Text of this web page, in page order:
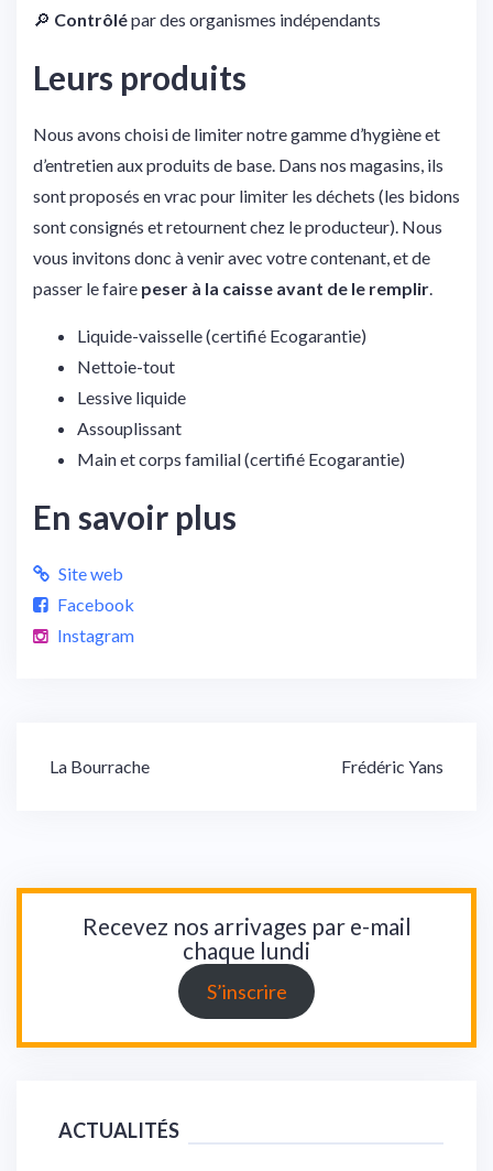
🔎 Contrôlépar des organismes indépendants
Leurs produits
Nous avons choisi de limiter notre gamme d’hygiène et
d’entretien aux produits de base. Dans nos magasins, ils
sont proposés en vrac pour limiter les déchets (les bidons
sont consignés et retournent chez le producteur). Nous
vous invitons donc à venir avec votre contenant, et de
passer le faire peser à la caisse avant de le remplir.
Liquide-vaisselle (certifié Ecogarantie)
Nettoie-tout
Lessive liquide
Assouplissant
Main et corps familial (certifié Ecogarantie)
En savoir plus
Site web
Facebook
Instagram
Navigation
La Bourrache Frédéric Yans
Recevez nos arrivages par e-mail
chaque lundi
S’inscrire
ACTUALITÉS